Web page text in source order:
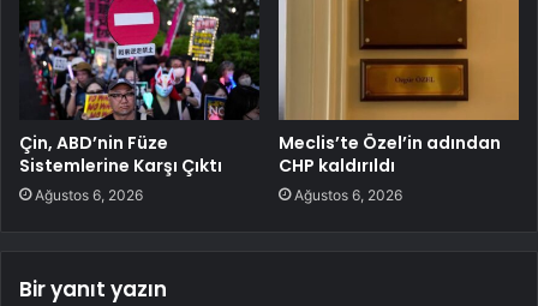
Çin, ABD’nin Füze
Sistemlerine Karşı Çıktı
Ağustos 6, 2026
Meclis’te Özel’in adından
CHP kaldırıldı
Ağustos 6, 2026
Bir yanıt yazın